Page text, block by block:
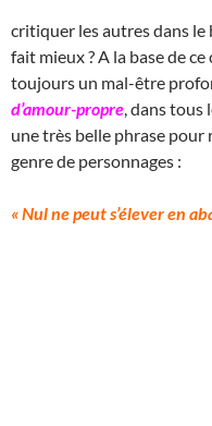
critiquer les autres dans
fait mieux ? A la base de
toujours un mal-être
d’amour-propre , dans tous
une très belle phrase
genre de personnages :
« Nul ne peut s’élever en